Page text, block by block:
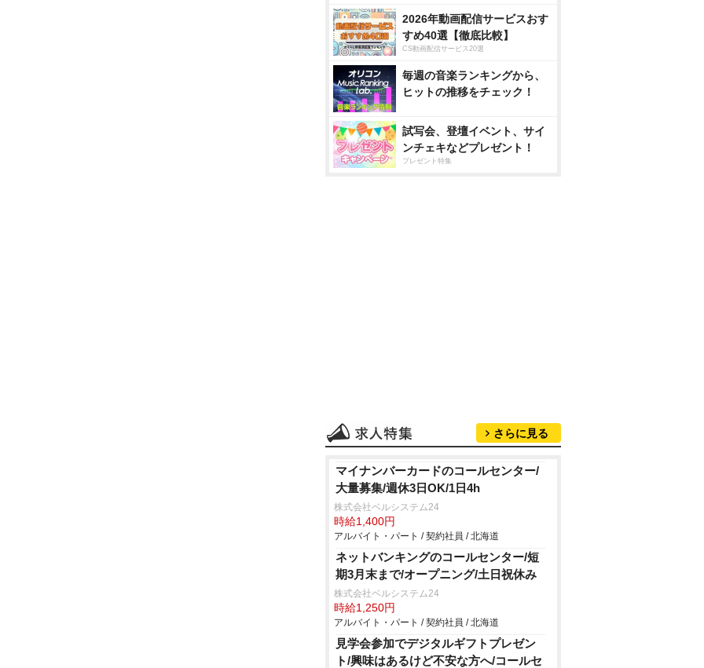
2026年動画配信サービスおす
すめ40選【徹底比較】
CS動画配信サービス20選
毎週の音楽ランキングから、
ヒットの推移をチェック！
試写会、登壇イベント、サイ
ンチェキなどプレゼント！
プレゼント特集
さらに見る
マイナンバーカードのコールセンター/
大量募集/週休3日OK/1日4h
株式会社ベルシステム24
時給1,400円
アルバイト・パート / 契約社員 / 北海道
ネットバンキングのコールセンター/短
期3月末まで/オープニング/土日祝休み
株式会社ベルシステム24
時給1,250円
アルバイト・パート / 契約社員 / 北海道
見学会参加でデジタルギフトプレゼン
ト/興味はあるけど不安な方へ/コールセ